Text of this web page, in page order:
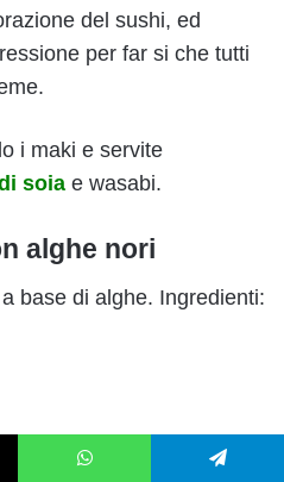
del sushi, ed
per far si che tutti
i maki e servite
soia e wasabi.
alghe nori
base di alghe. Ingredienti: